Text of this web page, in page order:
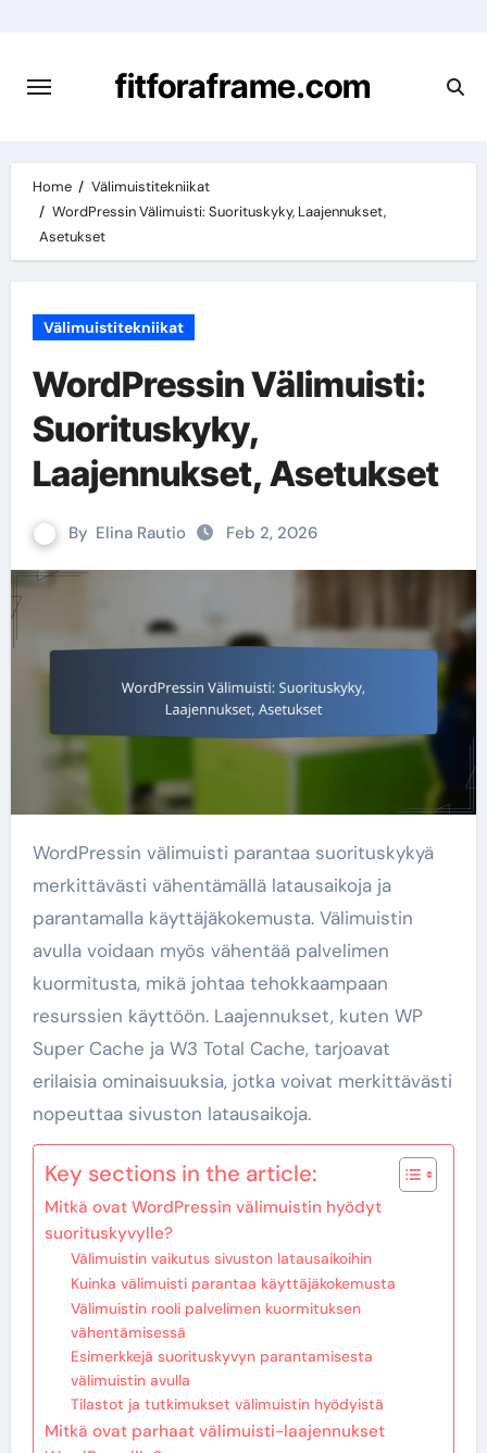
content
fitforaframe.com
Home
Välimuistitekniikat
WordPressin Välimuisti: Suorituskyky, Laajennukset,
Asetukset
Välimuistitekniikat
WordPressin Välimuisti:
Suorituskyky,
Laajennukset, Asetukset
By Elina Rautio Feb 2, 2026
WordPressin välimuisti parantaa suorituskykyä
merkittävästi vähentämällä latausaikoja ja
parantamalla käyttäjäkokemusta. Välimuistin
avulla voidaan myös vähentää palvelimen
kuormitusta, mikä johtaa tehokkaampaan
resurssien käyttöön. Laajennukset, kuten WP
Super Cache ja W3 Total Cache, tarjoavat
erilaisia ominaisuuksia, jotka voivat merkittävästi
nopeuttaa sivuston latausaikoja.
Key sections in the article:
Mitkä ovat WordPressin välimuistin hyödyt
suorituskyvylle?
Välimuistin vaikutus sivuston latausaikoihin
Kuinka välimuisti parantaa käyttäjäkokemusta
Välimuistin rooli palvelimen kuormituksen
vähentämisessä
Esimerkkejä suorituskyvyn parantamisesta
välimuistin avulla
Tilastot ja tutkimukset välimuistin hyödyistä
Mitkä ovat parhaat välimuisti-laajennukset